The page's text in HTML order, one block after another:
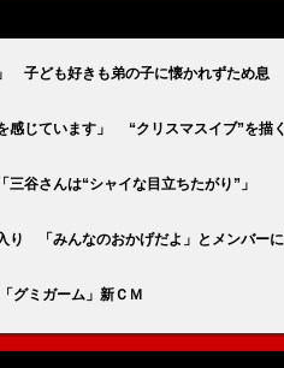
子ども好きも弟の子に懐かれずため息
感じています」 “クリスマスイブ”を描
谷さんは“シャイな目立ちたがり”」
り 「みんなのおかげだよ」とメンバー
グミガーム」新ＣＭ